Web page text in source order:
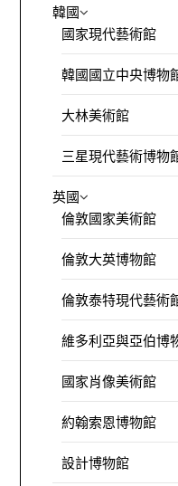
韓國
國家現代藝術館
韓國國立中央博物
大林美術館
三星現代藝術博物
英國
倫敦國家美術館
倫敦大英博物館
倫敦泰特現代藝術
維多利亞與亞伯博
國家肖像美術館
約翰索恩博物館
設計博物館